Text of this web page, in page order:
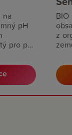
na
pH
pro psy
BIO
z